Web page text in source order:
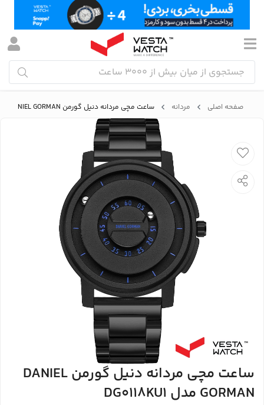
صفحه اصلی مردانه ساعت مچی مردانه دنیل گورمن DANIEL GORMAN مدل DG0118KU1
ساعت مچی مردانه دنیل گورمن DANIEL
GORMAN مدل DG0118KU1